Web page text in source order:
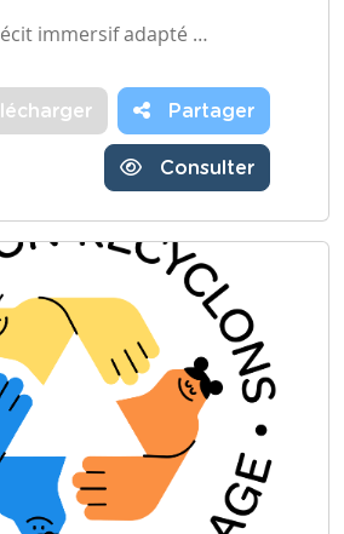
immersif adapté …
Partager
Consulter